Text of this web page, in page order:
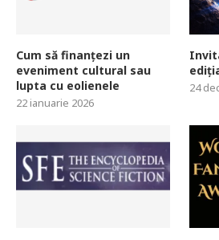
Cum să finanțezi un
eveniment cultural sau
lupta cu eolienele
22 ianuarie 2026
24